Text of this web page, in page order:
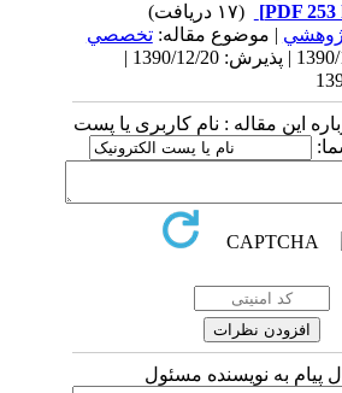
| موضوع مقاله:تخصصي
دریافت: 1390/10/26 | پذیرش: 1390/12/20 |
این مقاله : نام کاربری یا پست
پیام به نویسنده مسئول